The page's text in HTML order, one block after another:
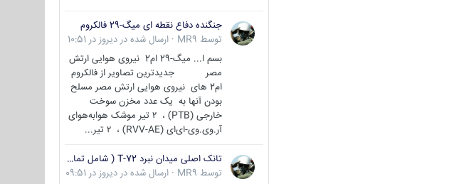
جنگنده دفاع نقطه ای میگ-29 فالکروم
توسط MR9
· ارسال شده در دیروز در 10:51
بسم ا... میگ-29 ام2 نیروی هوایی ارتش
مصر جدیدترین تصاویر از فالکروم
ام2 های نیروی هوایی ارتش مصر مسلح
بودن آنها به یک عدد مخزن سوخت
خارجی (PTB) ، ۲ تیر موشک هوابه‌هوای
آر.وی.وی-ای‌ای (RVV-AE) ، ۲ تیر...
تانک اصلی میدان نبرد T-72 ( شامل تمامی گونه ها )
توسط MR9
· ارسال شده در دیروز در 09:51